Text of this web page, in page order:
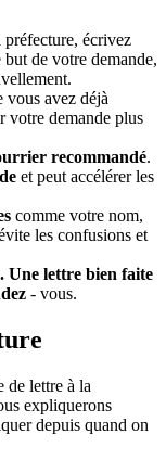
préfecture, écrivez
de votre demande,
vous avez déjà
votre demande plus
recommandé.
et peut accélérer les
comme votre nom,
les confusions et
Une lettre bien faite
- vous.
de lettre à la
expliquerons
depuis quand on